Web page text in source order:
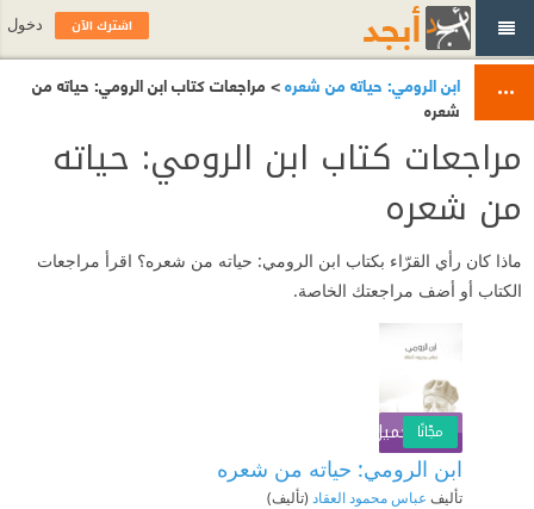
ابن الرومي: حياته من شعره> مراجعات كتاب ابن الرومي: حياته من
شعره
مراجعات كتاب ابن الرومي: حياته
من شعره
ماذا كان رأي القرّاء بكتاب ابن الرومي: حياته من شعره؟ اقرأ مراجعات
الكتاب أو أضف مراجعتك الخاصة.
تحميل الكتابمجّانًا
ابن الرومي: حياته من شعره
تأليف عباس محمود العقاد (تأليف)
اشترك الآن دخول